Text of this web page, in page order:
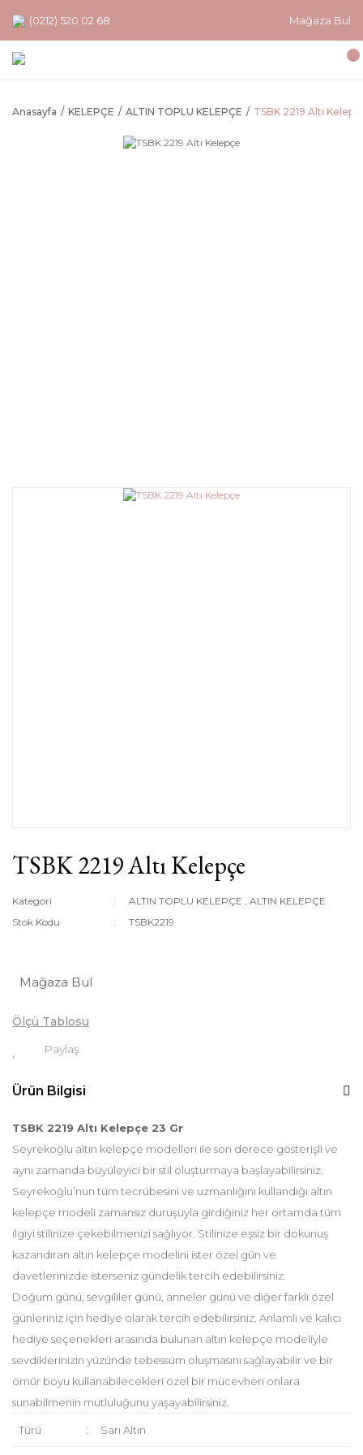
(0212) 520 02 68 Mağaza Bul
Anasayfa KELEPÇE ALTIN TOPLU KELEPÇE TSBK 2219 Altı
TSBK 2219 Altı Kelepçe
Kategori ALTIN TOPLU KELEPÇE ,ALTIN KELEPÇE
Stok Kodu
TSBK2219
Mağaza Bul
Ölçü Tablosu
Paylaş
Ürün Bilgisi
TSBK 2219 Altı Kelepçe 23 Gr
Seyrekoğlu altın kelepçe modelleri ile son derece gösterişli ve
aynı zamanda büyüleyici bir stil oluşturmaya başlayabilirsiniz.
Seyrekoğlu’nun tüm tecrübesini ve uzmanlığını kullandığı altın
kelepçe modeli zamansız duruşuyla girdiğiniz her ortamda tüm
ilgiyi stilinize çekebilmenizi sağlıyor. Stilinize eşsiz bir dokunuş
kazandıran altın kelepçe modelini ister özel gün ve
davetlerinizde isterseniz gündelik tercih edebilirsiniz.
Doğum günü, sevgililer günü, anneler günü ve diğer farklı özel
günleriniz için hediye olarak tercih edebilirsiniz. Anlamlı ve kalıcı
hediye seçenekleri arasında bulunan altın kelepçe modeliyle
sevdiklerinizin yüzünde tebessüm oluşmasını sağlayabilir ve bir
ömür boyu kullanabilecekleri özel bir mücevheri onlara
sunabilmenin mutluluğunu yaşayabilirsiniz.
Türü : Sarı Altın